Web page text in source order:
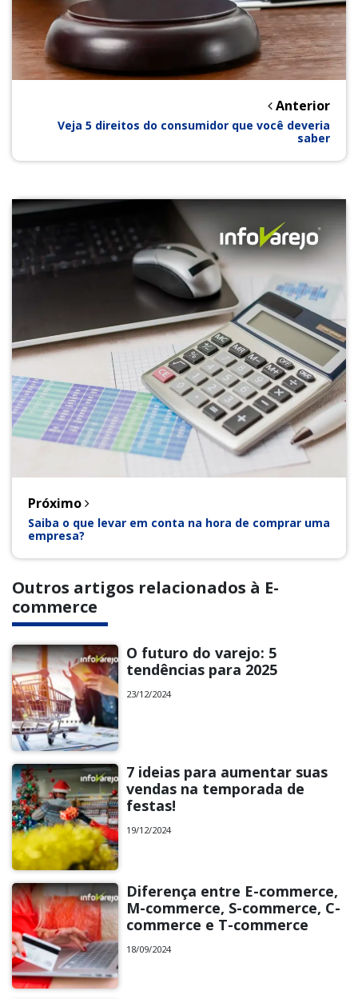
Anterior
Veja 5 direitos do consumidor que você deveria
saber
Próximo
Saiba o que levar em conta na hora de comprar uma
empresa?
Outros artigos relacionados à E-
commerce
O futuro do varejo: 5
tendências para 2025
23/12/2024
7 ideias para aumentar suas
vendas na temporada de
festas!
19/12/2024
Diferença entre E-commerce,
M-commerce, S-commerce, C-
commerce e T-commerce
18/09/2024